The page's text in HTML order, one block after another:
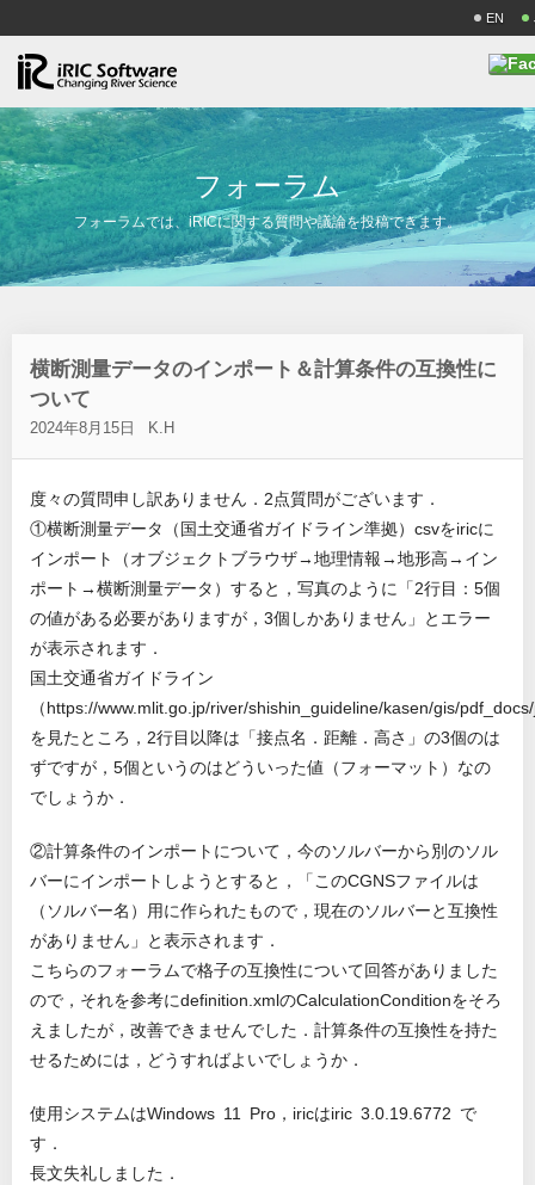
EN
フ ォ ーラム
フォーラムでは、iRICに関する質問や議論を投稿できます。
横断測量データのインポート＆計算条件の互換性に
ついて
2024年8月15日 K.H
度々の質問申し訳ありません．2点質問がございます．
①横断測量データ（国土交通省ガイドライン準拠）csvをiricに
インポート（オブジェクトブラウザ→地理情報→地形高→イン
ポート→横断測量データ）すると，写真のように「2行目：5個
の値がある必要がありますが，3個しかありません」とエラー
が表示されます．
国土交通省ガイドライン
（https://www.mlit.go.jp/river/shishin_guideline/kasen/gis/
を見たところ，2行目以降は「接点名．距離．高さ」の3個のは
ずですが，5個というのはどういった値（フォーマット）なの
でしょうか．
②計算条件のインポートについて，今のソルバーから別のソル
バーにインポートしようとすると，「このCGNSファイルは
（ソルバー名）用に作られたもので，現在のソルバーと互換性
がありません」と表示されます．
こちらのフォーラムで格子の互換性について回答がありました
ので，それを参考にdefinition.xmlのCalculationConditionをそろ
えましたが，改善できませんでした．計算条件の互換性を持た
せるためには，どうすればよいでしょうか．
使用システムはWindows 11 Pro，iricはiric 3.0.19.6772 で
す．
長文失礼しました．